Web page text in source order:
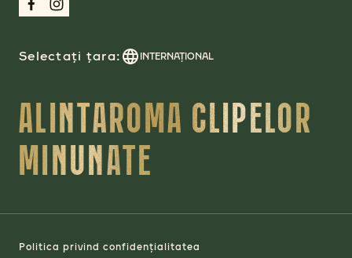
Selectați țara: INTERNAŢIONAL
ALINTAROMA CLIPELOR
MINUNATE
Politica privind confidențialitatea